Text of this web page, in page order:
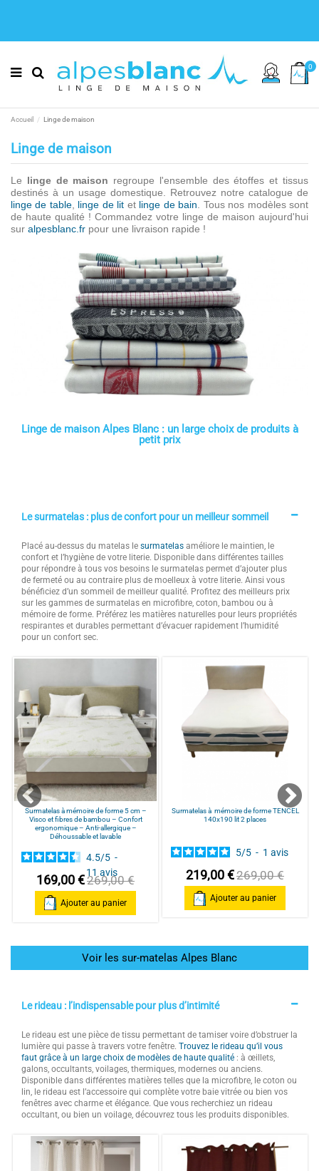
0
Accueil Linge de maison
Linge de maison
Le linge de maison regroupe l'ensemble des étoffes et tissus
destinés à un usage domestique. Retrouvez notre catalogue de
linge de table, linge de lit et linge de bain. Tous nos modèles sont
de haute qualité ! Commandez votre linge de maison aujourd'hui
sur alpesblanc.fr pour une livraison rapide !
Linge de maison Alpes Blanc : un large choix de produits à
petit prix
Le surmatelas : plus de confort pour un meilleur sommeil
Placé au-dessus du matelas le surmatelas améliore le maintien, le
confort et l’hygiène de votre literie. Disponible dans différentes tailles
pour répondre à tous vos besoins le surmatelas permet d’ajouter plus
de fermeté ou au contraire plus de moelleux à votre literie. Ainsi vous
bénéficiez d’un sommeil de meilleur qualité. Profitez des meilleurs prix
sur les gammes de surmatelas en microfibre, coton, bambou ou à
mémoire de forme. Préférez les matières naturelles pour leurs propriétés
respirantes et durables permettant d’évacuer rapidement l’humidité
pour un confort sec.
Surmatelas à mémoire de forme 5 cm –
Visco et fibres de bambou – Confort
ergonomique – Anti-allergique –
Déhoussable et lavable
4.5/5 -
11 avis
169,00 €269,00 €
Ajouter au panier
Surmatelas à mémoire de forme TENCEL
140x190 lit 2 places
5/5 - 1 avis
219,00 €269,00 €
Ajouter au panier
Voir les sur-matelas Alpes Blanc
Le rideau : l’indispensable pour plus d’intimité
Le rideau est une pièce de tissu permettant de tamiser voire d’obstruer la
lumière qui passe à travers votre fenêtre. Trouvez le rideau qu’il vous
faut grâce à un large choix de modèles de haute qualité : à œillets,
galons, occultants, voilages, thermiques, modernes ou anciens.
Disponible dans différentes matières telles que la microfibre, le coton ou
lin, le rideau est l’accessoire qui complète votre baie vitrée ou bien vos
fenêtres avec charme et élégance. Que vous recherchiez un rideau
occultant, ou bien un voilage, découvrez tous les produits disponibles.